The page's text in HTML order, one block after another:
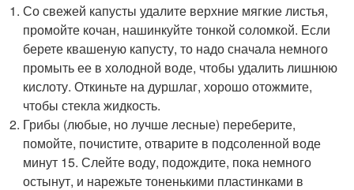
Со свежей капусты удалите верхние мягкие листья,
промойте кочан, нашинкуйте тонкой соломкой. Если
берете квашеную капусту, то надо сначала немного
промыть ее в холодной воде, чтобы удалить лишнюю
кислоту. Откиньте на дуршлаг, хорошо отожмите,
чтобы стекла жидкость.
Грибы (любые, но лучше лесные) переберите,
помойте, почистите, отварите в подсоленной воде
минут 15. Слейте воду, подождите, пока немного
остынут, и нарежьте тоненькими пластинками в